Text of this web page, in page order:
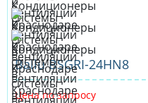
Ballu BSGRI-24HN8
Цена по запросу